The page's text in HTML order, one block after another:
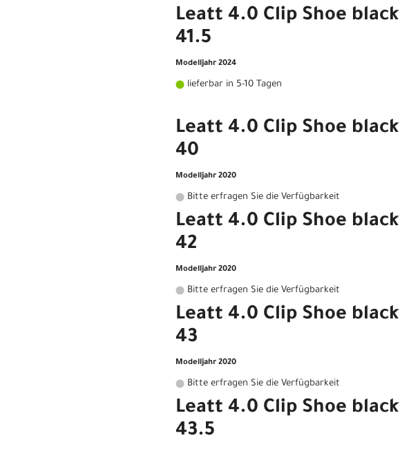
Leatt 4.0 Clip Shoe black
41.5
Modelljahr 2024
lieferbar in 5-10 Tagen
Leatt 4.0 Clip Shoe black
40
Modelljahr 2020
Bitte erfragen Sie die Verfügbarkeit
Leatt 4.0 Clip Shoe black
42
Modelljahr 2020
Bitte erfragen Sie die Verfügbarkeit
Leatt 4.0 Clip Shoe black
43
Modelljahr 2020
Bitte erfragen Sie die Verfügbarkeit
Leatt 4.0 Clip Shoe black
43.5